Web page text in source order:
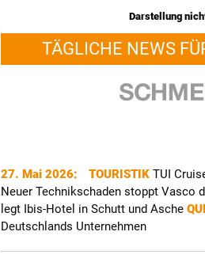
Darstellung
TÄGLICHE NEWS
27. Mai 2026: TOURISTIK TUI
Neuer Technikschaden stoppt Vasco
legt Ibis-Hotel in Schutt und Asche
Deutschlands Unternehmen